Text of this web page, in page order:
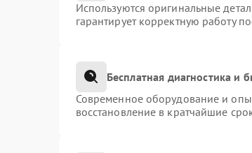
Используются оригинальные
гарантирует корректную работу
Бесплатная диагностика и
Современное оборудование и
восстановление в кратчайшие